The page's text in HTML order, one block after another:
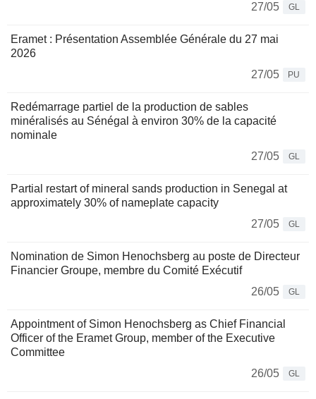
27/05
GL
Eramet : Présentation Assemblée Générale du 27 mai
2026
27/05
PU
Redémarrage partiel de la production de sables
minéralisés au Sénégal à environ 30% de la capacité
nominale
27/05
GL
Partial restart of mineral sands production in Senegal at
approximately 30% of nameplate capacity
27/05
GL
Nomination de Simon Henochsberg au poste de Directeur
Financier Groupe, membre du Comité Exécutif
26/05
GL
Appointment of Simon Henochsberg as Chief Financial
Officer of the Eramet Group, member of the Executive
Committee
26/05
GL